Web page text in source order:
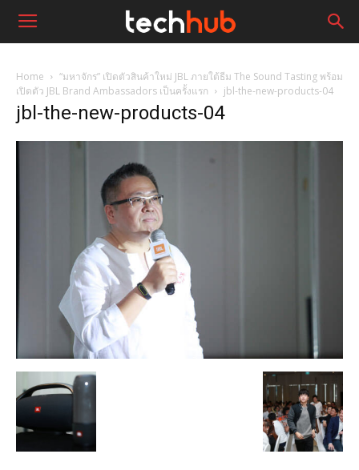
Home
“มหาจักร” เปิดตัวสินค้าใหม่ JBL ภายใต้ธีม The Sound Tasting พร้อม
เปิดตัว JBL Brand Ambassadors เป็นครั้งแรก
jbl-the-new-products-04
jbl-the-new-products-04